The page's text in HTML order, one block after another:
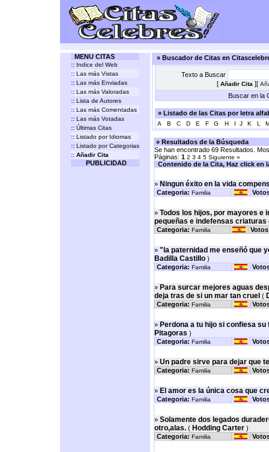
MENU CITAS
:: Indice del Web
:: Las más Vistas
:: Las más Enviadas
:: Las más Valoradas
:: Lista de Autores
:: Las más Comentadas
:: Las más Votadas
:: Últimas Citas
:: Listado por Idiomas
:: Listado por Categorias
:: Añadir Cita
PUBLICIDAD
» Buscador de Citas en
Texto a Buscar
[ Añadir Cita ][
Buscar en la
» Listado de las Citas por letra
A B C D E F G H I J K L
» Resultados de la Búsqueda
Se han encontrado 69 Resultados.
Páginas: 1 2 3 4 5 Siguiente »
Contenido de la Cita, Haz click en
» Ningun éxito en la vida
Categoria: Familia
» Todos los hijos, por mayores e
pequeñas e indefensas criaturas
Categoria: Familia
» "la paternidad me enseñó que
Badilla Castillo)
Categoria: Familia
» Para surcar mejores aguas
deja tras de si un mar tan cruel (
Categoria: Familia
» Perdona a tu hijo si confiesa
Pitagoras )
Categoria: Familia
» Un padre sirve para dejar que
Categoria: Familia
» El amor es la única cosa que
Categoria: Familia
» Solamente dos legados
otro,alas.( Hodding Carter)
Categoria: Familia